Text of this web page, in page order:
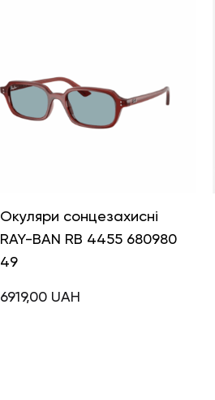
Окуляри сонцезахисні
RAY-BAN RB 4455 680980
49
6919,00 UAH